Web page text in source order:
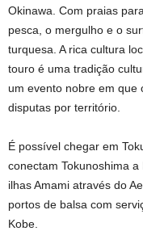
Okinawa. Com praias
pesca, o mergulho e o
turquesa. A rica cultura
touro é uma tradição
um evento nobre em que
disputas por território.
É possível chegar em
conectam Tokunoshima
ilhas Amami através do
portos de balsa com
Kobe.